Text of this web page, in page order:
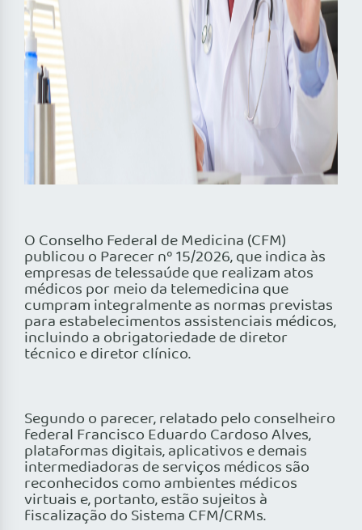
O Conselho Federal de Medicina (CFM)
publicou o Parecer nº 15/2026, que indica às
empresas de telessaúde que realizam atos
médicos por meio da telemedicina que
cumpram integralmente as normas previstas
para estabelecimentos assistenciais médicos,
incluindo a obrigatoriedade de diretor
técnico e diretor clínico.
Segundo o parecer, relatado pelo conselheiro
federal Francisco Eduardo Cardoso Alves,
plataformas digitais, aplicativos e demais
intermediadoras de serviços médicos são
reconhecidos como ambientes médicos
virtuais e, portanto, estão sujeitos à
fiscalização do Sistema CFM/CRMs.